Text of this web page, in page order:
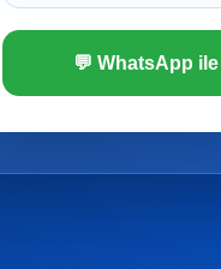
💬 WhatsApp